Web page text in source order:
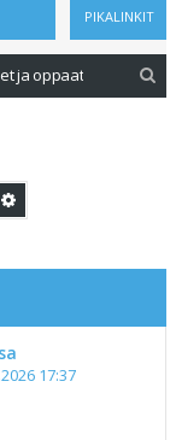
PIKALINKIT
ja oppaat
17:37